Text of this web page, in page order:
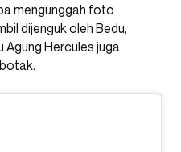
mengunggah foto
dijenguk oleh Bedu,
Agung Hercules juga